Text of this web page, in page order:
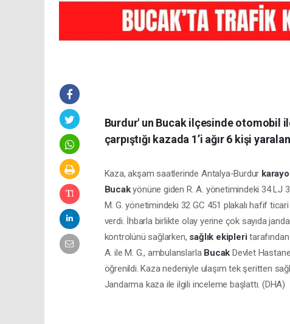
Burdur' un Bucak ilçesinde otomobil
çarpıştığı kazada 1’i ağır 6 kişi
Kaza, akşam saatlerinde Antalya-Burdur
Bucakyönüne giden R. A. yönetimindeki 34 LJ
M. G. yönetimindeki 32 GC 451 plakalı hafif
verdi. İhbarla birlikte olay yerine çok sayıda
kontrolünü sağlarken, sağlık ekipleri
A. ile M. G., ambulanslarla Bucak Devlet
öğrenildi. Kaza nedeniyle ulaşım tek şeritten
Jandarma kaza ile ilgili inceleme başlattı. (DHA)